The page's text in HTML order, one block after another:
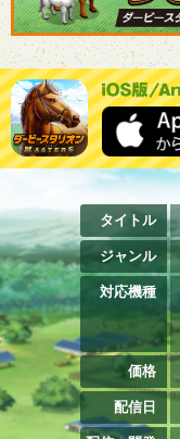
タイトル
ジャンル
対応機種
価格
配信日